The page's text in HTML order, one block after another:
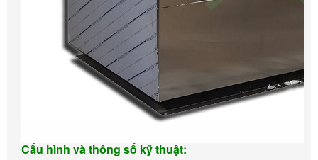
Cấu hình và thông số kỹ thuật: